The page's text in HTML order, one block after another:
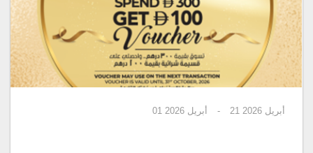
01 - 21 أبريل 2026